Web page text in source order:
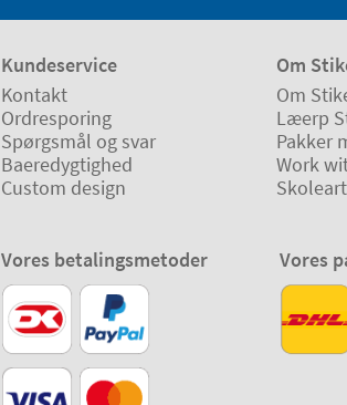
Kundeservice
Kontakt
Ordresporing
Spørgsmål og svar
Baeredygtighed
Custom design
Om
Om
Læerp
Pakker
Work
Vores betalingsmetoder Vores